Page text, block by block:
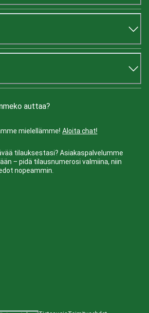
auttaa?
mielellämme! Aloita chat!
tilauksestasi? Asiakaspalvelumme
– pidä tilausnumerosi valmiina, niin
nopeammin.